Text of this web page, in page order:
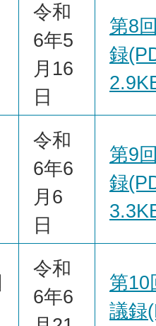
令和
6年5
月16
日
第8
録
令和
6年6
月6
日
第9
録
令和
6年6
第10
議録